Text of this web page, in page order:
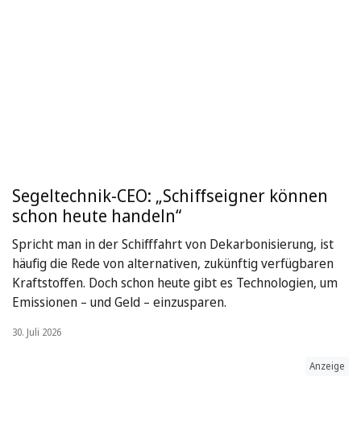
Segeltechnik-CEO: „Schiffseigner können
schon heute handeln“
Spricht man in der Schifffahrt von Dekarbonisierung, ist
häufig die Rede von alternativen, zukünftig verfügbaren
Kraftstoffen. Doch schon heute gibt es Technologien, um
Emissionen – und Geld – einzusparen.
30. Juli 2026
Anzeige